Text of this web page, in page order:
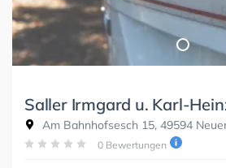
Saller Irmgard u. Karl-
Am Bahnhofsesch 15, 49594
0 Bewertungen